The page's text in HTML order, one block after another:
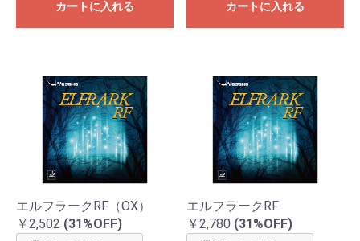
カートに入れる カートに入れる
エルフラークRF（OX）
￥2,502 (31%OFF)
エルフラークRF
￥2,780 (31%OFF)